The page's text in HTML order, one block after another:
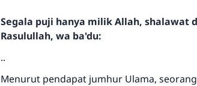
Segala puji hanya milik Allah, shalawat
Rasulullah, wa ba'du:
..
Menurut pendapat jumhur Ulama,